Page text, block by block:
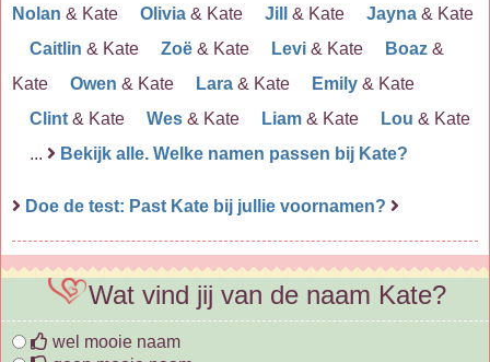
Nolan & Kate Olivia & Kate Jill & Kate Jayna & Kate
Caitlin & Kate Zoë & Kate Levi & Kate Boaz &
Kate Owen & Kate Lara & Kate Emily & Kate
Clint & Kate Wes & Kate Liam & Kate Lou & Kate
...
Bekijk alle. Welke namen passen bij Kate?
Doe de test: Past Kate bij jullie voornamen?
Wat vind jij van de naam Kate?
wel mooie naam